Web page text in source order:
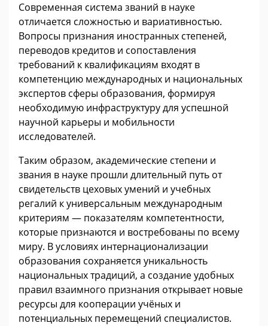
Современная система званий в науке
отличается сложностью и вариативностью.
Вопросы признания иностранных степеней,
переводов кредитов и сопоставления
требований к квалификациям входят в
компетенцию международных и национальных
экспертов сферы образования, формируя
необходимую инфраструктуру для успешной
научной карьеры и мобильности
исследователей.
Таким образом, академические степени и
звания в науке прошли длительный путь от
свидетельств цеховых умений и учебных
регалий к универсальным международным
критериям — показателям компетентности,
которые признаются и востребованы по всему
миру. В условиях интернационализации
образования сохраняется уникальность
национальных традиций, а создание удобных
правил взаимного признания открывает новые
ресурсы для кооперации учёных и
потенциальных перемещений специалистов.